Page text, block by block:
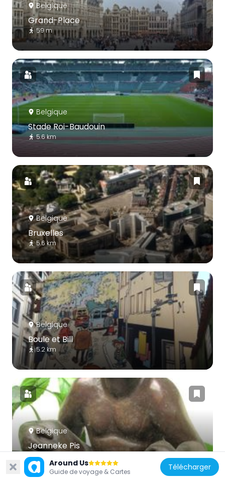
Belgique
Grand-Place
59 m
Belgique
Stade Roi-Baudouin
5.6 km
Belgique
Bruxelles
5.6 km
Belgique
Boule et Bill
5.2 km
Belgique
Jeanneke Pis
277 m
Around Us
Guide de voyage & Cartes Télécharger